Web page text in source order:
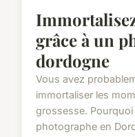
grâce à un
dordogne
Vous avez
immortaliser les
grossesse.
photographe en